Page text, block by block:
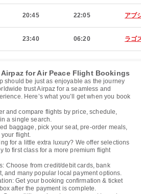
20:45 22:05 アブ
23:40 06:20 ラゴ
for Air Peace Flight Bookings
should be just as enjoyable as the journey
trust Airpaz for a seamless and
Here’s what you’ll get when you book
and compare flights by price, schedule,
a single search.
baggage, pick your seat, pre-order meals,
flight.
for a little extra luxury? We offer selections
to first class for a more premium flight
Choose from credit/debit cards, bank
and many popular local payment options.
Get your booking confirmation & ticket
after the payment is complete.